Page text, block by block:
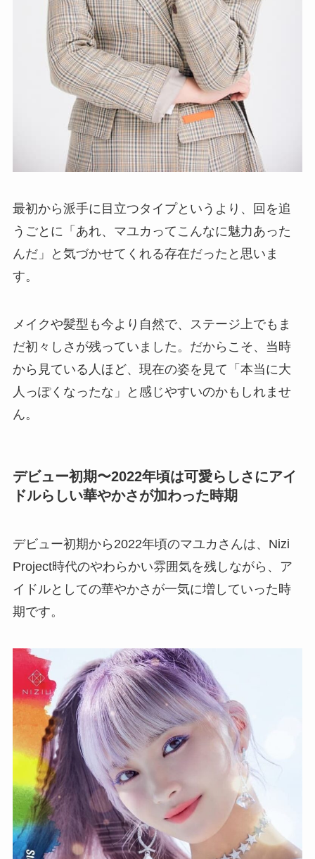
最初から派手に目立つタイプというより、回を追
うごとに「あれ、マユカってこんなに魅力あった
んだ」と気づかせてくれる存在だったと思いま
す。
メイクや髪型も今より自然で、ステージ上でもま
だ初々しさが残っていました。だからこそ、当時
から見ている人ほど、現在の姿を見て「本当に大
人っぽくなったな」と感じやすいのかもしれませ
ん。
デビュー初期〜2022年頃は可愛らしさにアイ
ドルらしい華やかさが加わった時期
デビュー初期から2022年頃のマユカさんは、Nizi
Project時代のやわらかい雰囲気を残しながら、ア
イドルとしての華やかさが一気に増していった時
期です。